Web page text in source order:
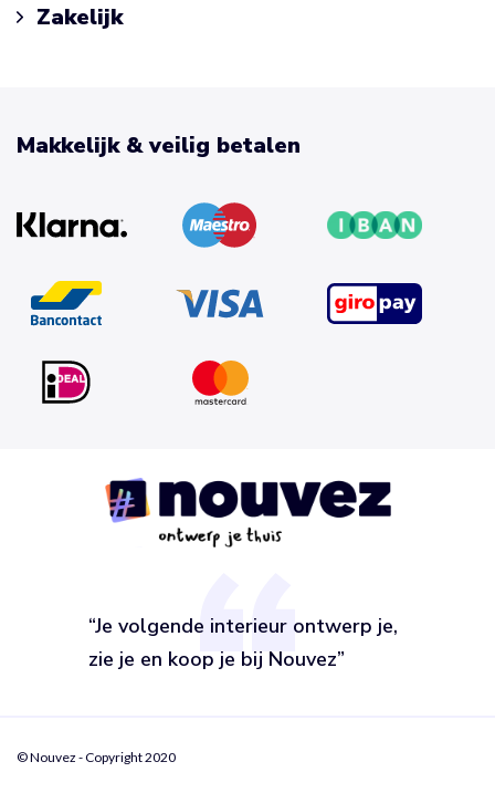
Zakelijk
“Je volgende interieur ontwerp je,
zie je en koop je bij Nouvez”
Makkelijk & veilig betalen
© Nouvez - Copyright 2020